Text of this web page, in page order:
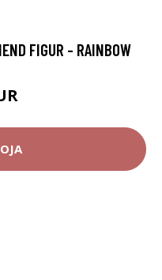
FIGUR - RAINBOW